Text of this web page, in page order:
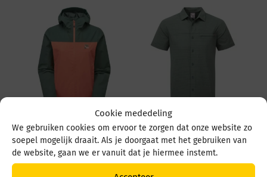
Cookie mededeling
We gebruiken cookies om ervoor te zorgen dat onze website zo
soepel mogelijk draait. Als je doorgaat met het gebruiken van
de website, gaan we er vanuit dat je hiermee instemt.
Spray Way Sawel
Jacket Sawel sp-01713
Emberglow/Bonsai
€189,95
Spray Way Tolstra SS
SP-007231 SP-01623
Balsam green
€79,95